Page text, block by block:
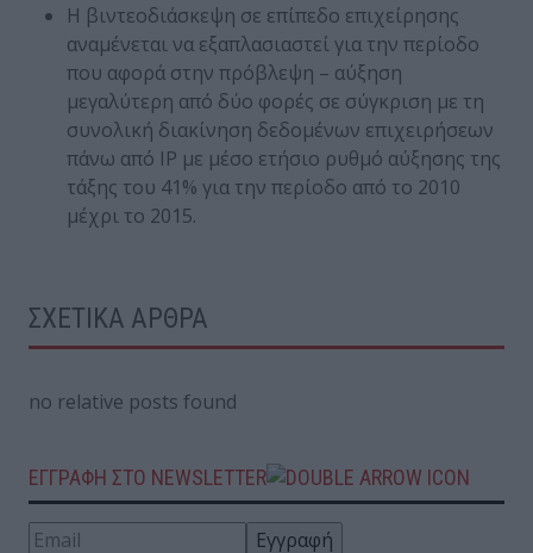
Η βιντεοδιάσκεψη σε επίπεδο επιχείρησης
αναμένεται να εξαπλασιαστεί για την περίοδο
που αφορά στην πρόβλεψη – αύξηση
μεγαλύτερη από δύο φορές σε σύγκριση με τη
συνολική διακίνηση δεδομένων επιχειρήσεων
πάνω από IP με μέσο ετήσιο ρυθμό αύξησης της
τάξης του 41% για την περίοδο από το 2010
μέχρι το 2015.
ΣΧΕΤΙΚΑ ΑΡΘΡΑ
no relative posts found
ΕΓΓΡΑΦΗ ΣΤΟ NEWSLETTER